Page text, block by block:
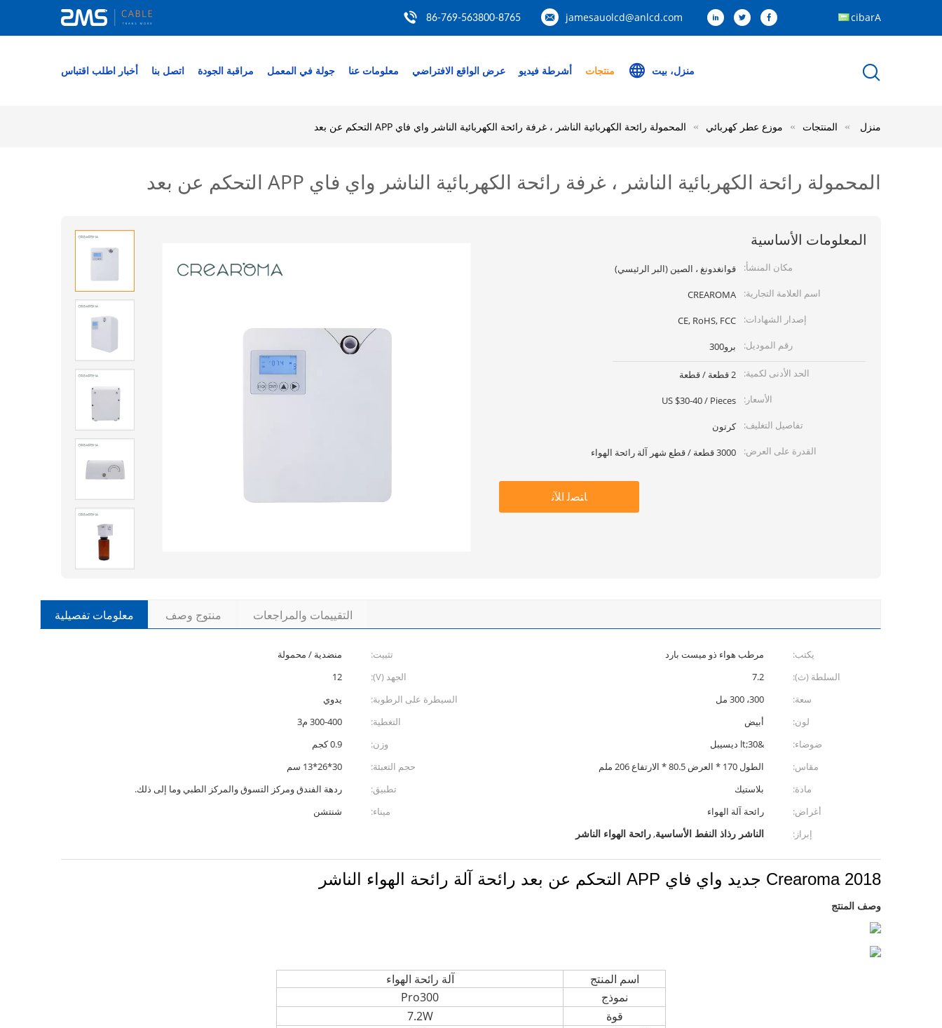
jamesauolcd@anlcd.com
86-769-563800-8765 Arabic
منزل، بيت منتجات أشرطة فيديو عرض الواقع الافتراضي معلومات عنا جولة في المعمل مراقبة الجودة اتصل بنا أخبار اطلب اقتباس
منزل المنتجات موزع عطر كهربائي المحمولة رائحة الكهربائية الناشر ، غرفة رائحة الكهربائية الناشر واي فاي APP التحكم عن بعد
المحمولة رائحة الكهربائية الناشر ، غرفة رائحة الكهربائية الناشر واي فاي APP التحكم عن بعد
المعلومات الأساسية
مكان المنشأ:
قوانغدونغ ، الصين (البر الرئيسي)
اسم العلامة التجارية:
CREAROMA
إصدار الشهادات:
CE, RoHS, FCC
رقم الموديل:
برو300
الحد الأدنى لكمية:
2 قطعة / قطعة
الأسعار:
US $30-40 / Pieces
تفاصيل التغليف:
كرتون
القدرة على العرض:
3000 قطعة / قطع شهر آلة رائحة الهواء
ﺎﺘﺼﻟ ﺍﻶﻧ
معلومات تفصيلية منتوج وصف التقييمات والمراجعات
يكتب: مرطب هواء ذو ​​ميست بارد تثبيت:
منضدية / محمولة
السلطة (ث):
7.2 الجهد (V):
12
سعة:
300، 300 مل السيطرة على الرطوبة:
يدوي
لون:
أبيض التغطية:
300-400 م3
ضوضاء:
&lt;30 ديسيبل وزن:
0.9 كجم
مقاس:
الطول 170 * العرض 80.5 * الارتفاع 206 ملم حجم التعبئة:
30*26*13 سم
مادة:
بلاستيك تطبيق:
ردهة الفندق ومركز التسوق والمركز الطبي وما إلى ذلك.
أغراض:
رائحة آلة الهواء ميناء:
شنتشن
إبراز:
الناشر رذاذ النفط الأساسية,رائحة الهواء الناشر
Crearoma 2018 جديد واي فاي APP التحكم عن بعد رائحة آلة رائحة الهواء الناشر
وصف المنتج
اسم المنتج
آلة رائحة الهواء
نموذج
Pro300
قوة
7.2W